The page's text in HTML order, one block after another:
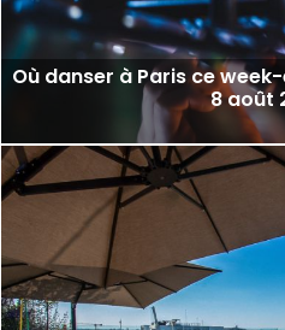
Où danser à Paris ce
8 août